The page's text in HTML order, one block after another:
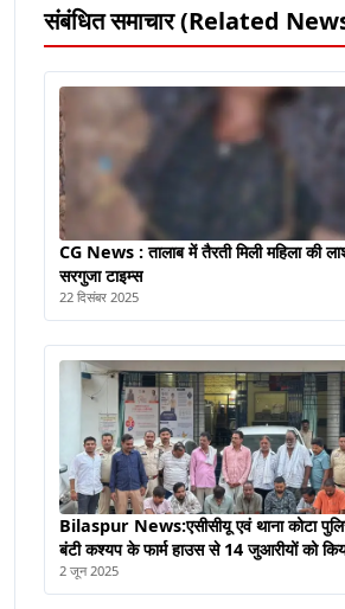
संबंधित समाचार (Related
CG News : तालाब में तैरती मिली महिला की
सरगुजा टाइम्स
22 दिसंबर 2025
Bilaspur News:एसीसीयू एवं थाना कोटा
बंटी कश्यप के फार्म हाउस से 14 जुआरीयों को
ख़बर
2 जून 2025